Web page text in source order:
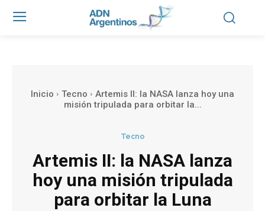
Inicio Tecno
Artemis II: la NASA lanza hoy una
misión tripulada para orbitar la...
Tecno
Artemis II: la NASA lanza
hoy una misión tripulada
para orbitar la Luna